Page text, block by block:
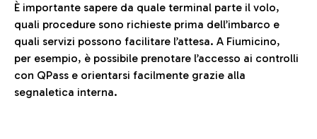
È importante sapere da quale terminal parte il volo,
quali procedure sono richieste prima dell’imbarco e
quali servizi possono facilitare l’attesa. A Fiumicino,
per esempio, è possibile prenotare l’accesso ai controlli
con QPass e orientarsi facilmente grazie alla
segnaletica interna.